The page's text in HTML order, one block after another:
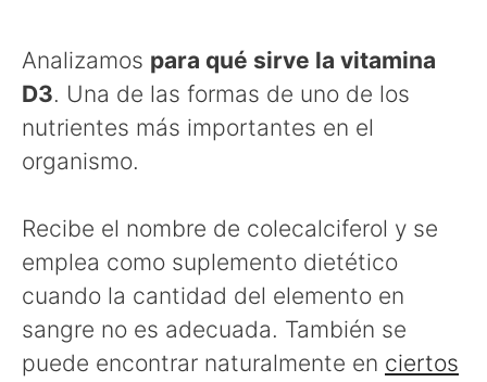
Analizamos para qué sirve la vitamina
D3. Una de las formas de uno de los
nutrientes más importantes en el
organismo.
Recibe el nombre de colecalciferol y se
emplea como suplemento dietético
cuando la cantidad del elemento en
sangre no es adecuada. También se
puede encontrar naturalmente en ciertos